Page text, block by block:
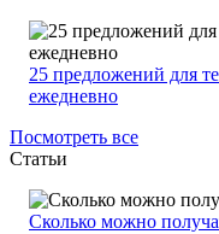
25 предложений для
ежедневно
Посмотреть все
Статьи
Сколько можно